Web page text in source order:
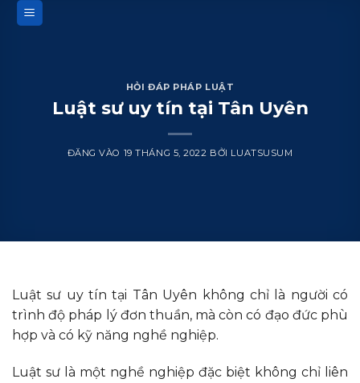
qua
HỎI ĐÁP PHÁP LUẬT
Luật sư uy tín tại Tân Uyên
ĐĂNG VÀO 19 THÁNG 5, 2022 BỞI LUATSUSUM
Luật sư uy tín tại Tân Uyên không chỉ là người có
trình độ pháp lý đơn thuần, mà còn có đạo đức phù
hợp và có kỹ năng nghề nghiệp.
Luật sư là một nghề nghiệp đặc biệt không chỉ liên